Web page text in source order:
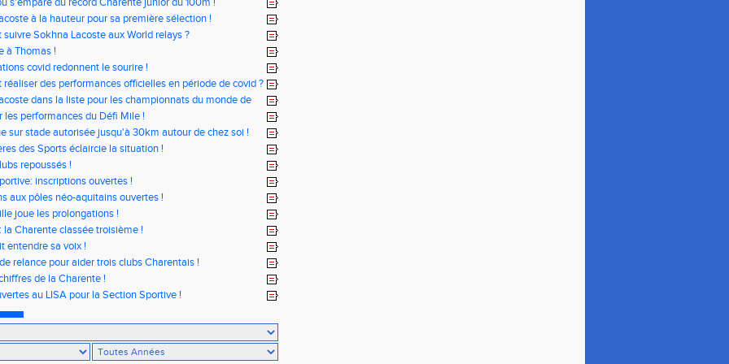
à la hauteur pour sa première sélection !
Sokhna Lacoste aux World relays ?
à Thomas !
covid redonnent le sourire !
des performances officielles en période de covid ?
dans la liste pour les championnats du monde de
les performances du Défi Mile !
sur stade autorisée jusqu'à 30km autour de chez soi !
des Sports éclaircie la situation !
repoussés !
inscriptions ouvertes !
aux pôles néo-aquitains ouvertes !
joue les prolongations !
la Charente classée troisième !
entendre sa voix !
relance pour aider trois clubs Charentais !
de la Charente !
au LISA pour la Section Sportive !